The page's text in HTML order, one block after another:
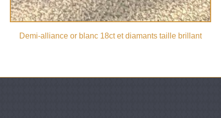
Demi-alliance or blanc 18ct et diamants taille brillant